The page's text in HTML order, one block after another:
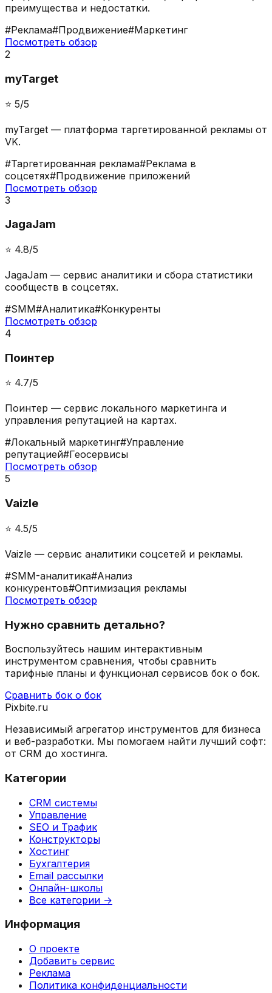
преимущества и недостатки.
#Реклама#Продвижение#Маркетинг
Посмотреть обзор
2
myTarget
⭐️ 5/5
myTarget — платформа таргетированной рекламы от
VK.
#Таргетированная реклама#Реклама в
соцсетях#Продвижение приложений
Посмотреть обзор
3
JagaJam
⭐️ 4.8/5
JagaJam — сервис аналитики и сбора статистики
сообществ в соцсетях.
#SMM#Аналитика#Конкуренты
Посмотреть обзор
4
Поинтер
⭐️ 4.7/5
Поинтер — сервис локального маркетинга и
управления репутацией на картах.
#Локальный маркетинг#Управление
репутацией#Геосервисы
Посмотреть обзор
5
Vaizle
⭐️ 4.5/5
Vaizle — сервис аналитики соцсетей и рекламы.
#SMM-аналитика#Анализ
конкурентов#Оптимизация рекламы
Посмотреть обзор
Нужно сравнить детально?
Воспользуйтесь нашим интерактивным
инструментом сравнения, чтобы сравнить
тарифные планы и функционал сервисов бок о бок.
Сравнить бок о бок
Pixbite.ru
Независимый агрегатор инструментов для бизнеса
и веб-разработки. Мы помогаем найти лучший софт:
от CRM до хостинга.
Категории
CRM системы
Управление
SEO и Трафик
Конструкторы
Хостинг
Бухгалтерия
Email рассылки
Онлайн-школы
Все категории →
Информация
О проекте
Добавить сервис
Реклама
Политика конфиденциальности